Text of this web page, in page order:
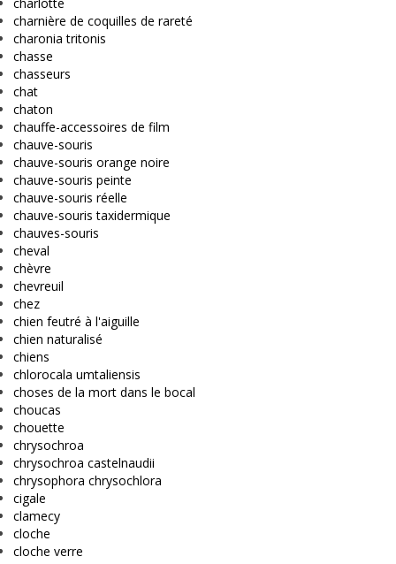
charnière de coquilles de rareté
charonia tritonis
chasse
chasseurs
chat
chaton
chauffe-accessoires de film
chauve-souris
chauve-souris orange noire
chauve-souris peinte
chauve-souris réelle
chauve-souris taxidermique
chauves-souris
cheval
chèvre
chevreuil
chez
chien feutré à l'aiguille
chien naturalisé
chiens
chlorocala umtaliensis
choses de la mort dans le bocal
choucas
chouette
chrysochroa
chrysochroa castelnaudii
chrysophora chrysochlora
cigale
clamecy
cloche
cloche verre